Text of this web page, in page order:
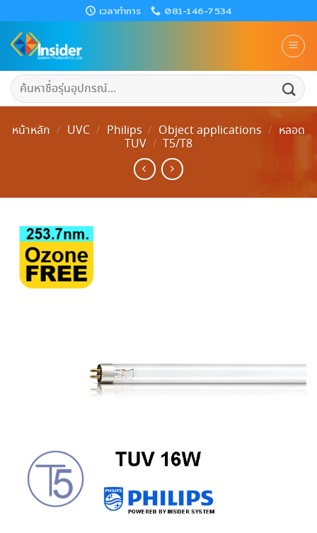
to
content
เวลาทำการ 081-146-7534
ค้นหา:
หน้าหลัก / UVC / Philips / Object applications / หลอด
TUV / T5/T8